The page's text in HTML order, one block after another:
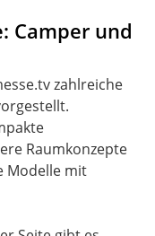
Camper und
zahlreiche
Raumkonzepte
Modelle mit